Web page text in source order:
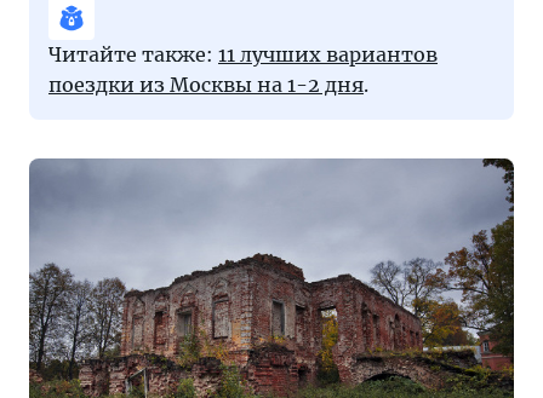
Читайте также: 11 лучших вариантов
поездки из Москвы на 1-2 дня.